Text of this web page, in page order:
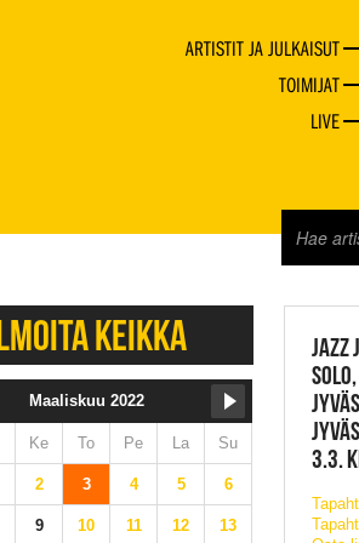
ARTISTIT JA JULKAISUT
TOIMIJAT
LIVE
JAZZ
SOLO,
3.3.
ILMOITA KEIKKA
Maaliskuu 2022
Ke To Pe La Su
2 3 4 5 6
9 10 11 12 13